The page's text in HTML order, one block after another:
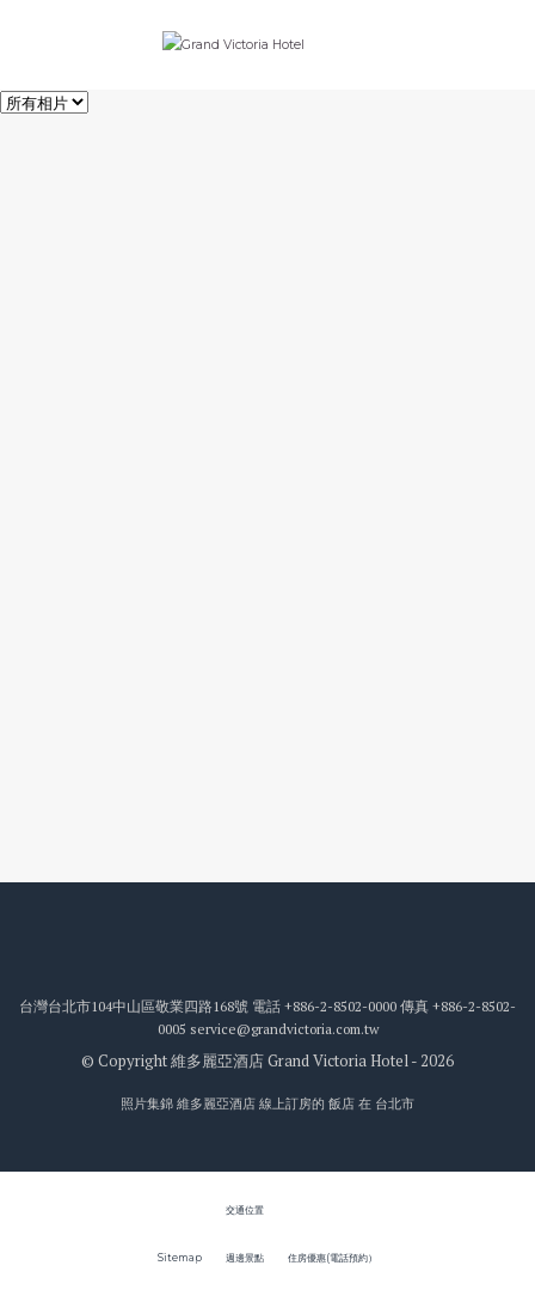
台灣台北市104中山區敬業四路168號 電話 +886-2-8502-0000 傳真 +886-2-8502-
0005 service@grandvictoria.com.tw
© Copyright 維多麗亞酒店 Grand Victoria Hotel - 2026
照片集錦 維多麗亞酒店 線上訂房的 飯店 在 台北市
Sitemap
交通位置
週邊景點 住房優惠(電話預約）